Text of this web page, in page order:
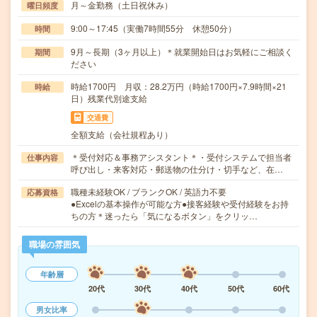
曜日頻度 月～金勤務（土日祝休み）
時間 9:00～17:45（実働7時間55分 休憩50分）
期間
9月～長期（3ヶ月以上）＊就業開始日はお気軽にご相談く
ださい
時給
時給1700円 月収：28.2万円（時給1700円×7.9時間×21
日）残業代別途支給
交通費
全額支給（会社規程あり）
仕事内容
＊受付対応＆事務アシスタント＊・受付システムで担当者
呼び出し・来客対応・郵送物の仕分け・切手など、在…
応募資格
職種未経験OK / ブランクOK / 英語力不要
●Excelの基本操作が可能な方●接客経験や受付経験をお持
ちの方＊迷ったら「気になるボタン」をクリッ…
職場の雰囲気
年齢層
20代
30代 40代 50代
60代
男女比率